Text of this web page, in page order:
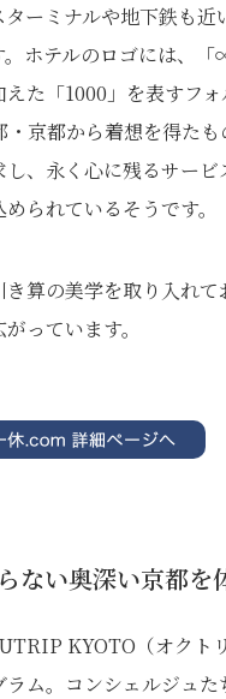
ーミナルや地下鉄も近
ホテルのロゴには、
た「1000」を表すフォ
京都から着想を得たも
、永く心に残るサービ
られているそうです。
算の美学を取り入れて
っています。
ない奥深い京都を
KYOTO（オクト
ラム。コンシェルジュ